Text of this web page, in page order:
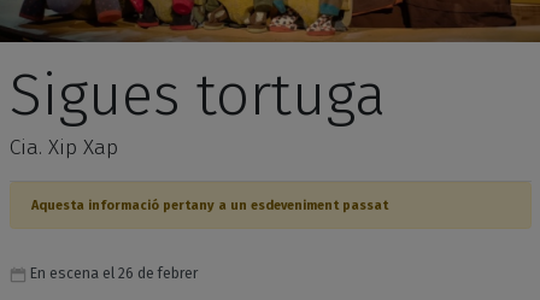
Sigues tortuga
Cia. Xip Xap
Aquesta informació pertany a un esdeveniment passat
En escena el 26 de febrer